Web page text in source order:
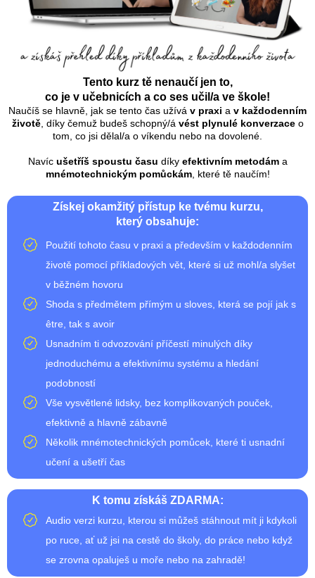
Tento kurz tě nenaučí jen to,
co je v učebnicích a co ses učil/a ve škole!
Naučíš se hlavně, jak se tento čas užívá v praxi a v každodenním
životě, díky čemuž budeš schopný/á vést plynulé konverzaceo
tom, co jsi dělal/a o víkendu nebo na dovolené.
Navíc ušetříš spoustu času díky efektivním metodáma
mnémotechnickým pomůckám, které tě naučím!
Získej okamžitý přístup ke tvému kurzu,
který obsahuje:
Použití tohoto času v praxi a především v každodenním
životě pomocí příkladových vět, které si už mohl/a slyšet
v běžném hovoru
Shoda s předmětem přímým u sloves, která se pojí jak s
être, tak s avoir
Usnadním ti odvozování příčestí minulých díky
jednoduchému a efektivnímu systému a hledání
podobností
Vše vysvětlené lidsky, bez komplikovaných pouček,
efektivně a hlavně zábavně
Několik mnémotechnických pomůcek, které ti usnadní
učení a ušetří čas
K tomu získáš ZDARMA:
Audio verzi kurzu, kterou si můžeš stáhnout mít ji kdykoli
po ruce, ať už jsi na cestě do školy, do práce nebo když
se zrovna opaluješ u moře nebo na zahradě!